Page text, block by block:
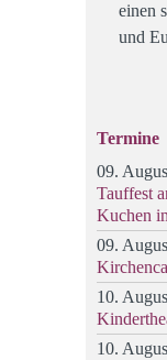
einen
und
Termine
09.
Tauffest
Kuchen
09.
10.
10.